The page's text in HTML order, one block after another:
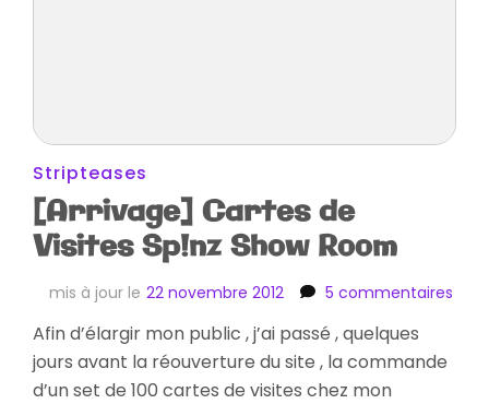
Stripteases
[Arrivage] Cartes de
Visites Sp!nz Show Room
mis à jour le 22 novembre 2012 5 commentaires
Afin d’élargir mon public , j’ai passé , quelques
jours avant la réouverture du site , la commande
d’un set de 100 cartes de visites chez mon